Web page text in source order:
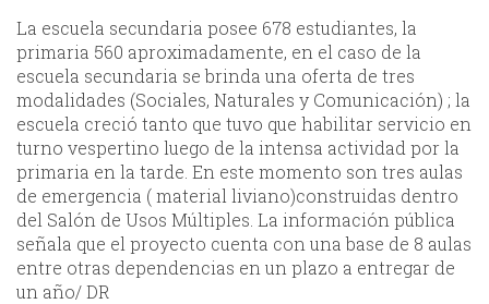
La escuela secundaria posee 678 estudiantes, la
primaria 560 aproximadamente, en el caso de la
escuela secundaria se brinda una oferta de tres
modalidades (Sociales, Naturales y Comunicación) ; la
escuela creció tanto que tuvo que habilitar servicio en
turno vespertino luego de la intensa actividad por la
primaria en la tarde. En este momento son tres aulas
de emergencia ( material liviano)construidas dentro
del Salón de Usos Múltiples. La información pública
señala que el proyecto cuenta con una base de 8 aulas
entre otras dependencias en un plazo a entregar de
un año/ DR